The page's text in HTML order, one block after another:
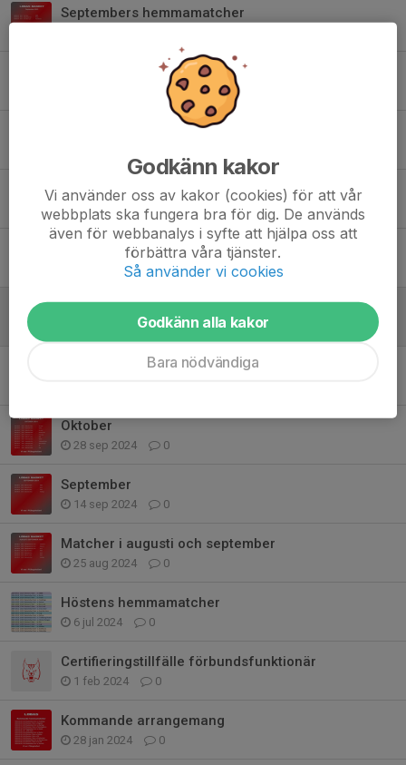
Septembers hemmamatcher
0
Februari 2025
26 jan 2025 0
Januari 2025
2 jan 2025 0
December 2024
0
November 2024
Oktober
28 sep 2024 0
September
14 sep 2024 0
Matcher i augusti och september
25 aug 2024 0
Höstens hemmamatcher
6 jul 2024 0
Certifieringstillfälle förbundsfunktionär
1 feb 2024 0
Kommande arrangemang
28 jan 2024 0
Godkänn kakor
Vi använder oss av kakor (cookies) för att vår
webbplats ska fungera bra för dig. De används
även för webbanalys i syfte att hjälpa oss att
förbättra våra tjänster.
Så använder vi cookies
Godkänn alla kakor
Bara nödvändiga